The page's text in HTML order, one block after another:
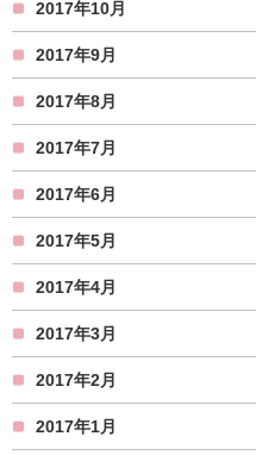
2017年10月
2017年9月
2017年8月
2017年7月
2017年6月
2017年5月
2017年4月
2017年3月
2017年2月
2017年1月